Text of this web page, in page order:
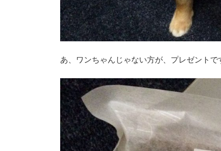
あ、ワンちゃんじゃない方が、プレゼントで